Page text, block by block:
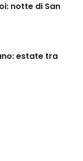
notte di San
estate tra